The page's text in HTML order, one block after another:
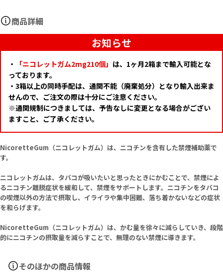
商品詳細
お知らせ
・ 「ニコレットガム2mg210個」 は、1ヶ月2箱まで輸入可能とな
っております。
・3箱以上の同時手配は、通関不能（廃棄処分）となり輸入出来ま
せんので、ご注文の際は十分にご注意ください。
※通関規制につきましては、予告なしに変更となる場合がござい
ますこと、ご了承ください。
NicoretteGum（ニコレットガム）は、ニコチンを含有した禁煙補助薬で
す。
ニコレットガムは、タバコが吸いたいと思ったときにかむことで、禁煙によ
るニコチン離脱症状を緩和して、禁煙をサポートします。ニコチンをタバコ
の喫煙以外の方法で摂取し、イライラや集中困難、落ち着かないなどの症状
を和らげます。
NicoretteGum（ニコレットガム）は、かむ量を徐々に減らしていき、段階
的にニコチンの摂取量を減らすことで、無理のない禁煙に導きます。
そのほかの商品情報